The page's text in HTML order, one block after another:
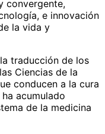
convergente,
e innovación
la vida y
traducción de los
Ciencias de la
conducen a la cura
acumulado
de la medicina